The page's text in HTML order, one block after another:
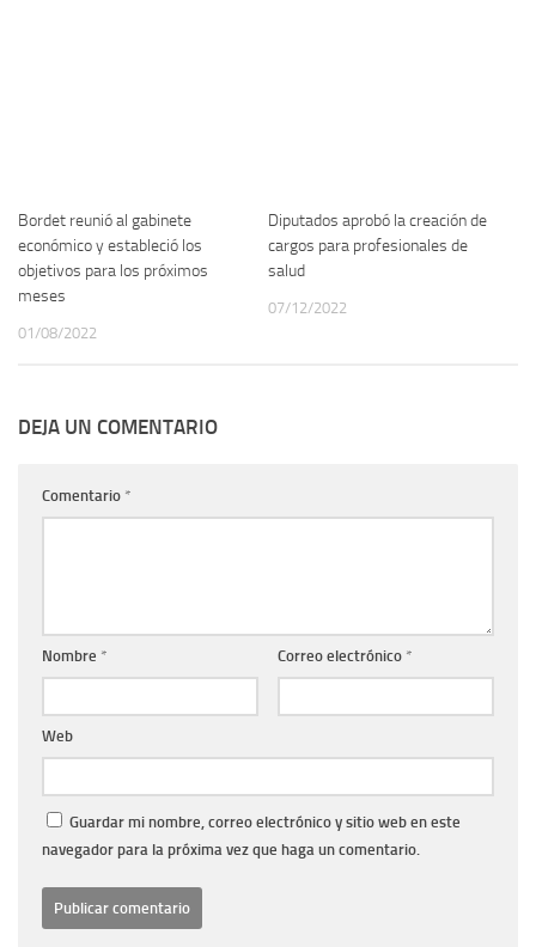
Bordet reunió al gabinete
económico y estableció los
objetivos para los próximos
meses
01/08/2022
Diputados aprobó la creación de
cargos para profesionales de
salud
07/12/2022
DEJA UN COMENTARIO
Comentario *
Nombre * Correo electrónico *
Web
Guardar mi nombre, correo electrónico y sitio web en este
navegador para la próxima vez que haga un comentario.